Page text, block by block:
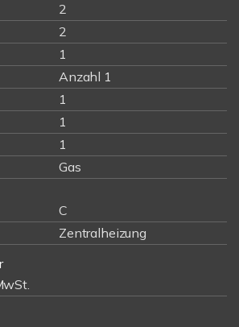
2
2
1
Anzahl 1
1
1
1
Gas
C
Zentralheizung